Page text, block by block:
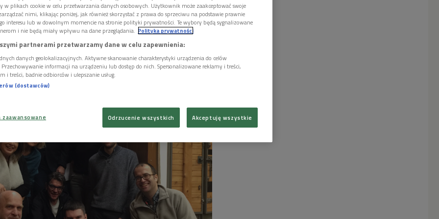
Paderewski, jak pisano, był pierwszym
i pierwszym pianistą wśród premierów. Jego
wirtuoza przyczyniły się do uznania niepodległej
w Wersalu.
w plikach cookie w celu przetwarzania danych osobowych. Użytkownik może zaakceptować swoje
nimi, klikając poniżej, jak również skorzystać z prawa do sprzeciwu na podstawie prawnie
interesu lub w dowolnym momencie na stronie polityki prywatności. Te wybory będą sygnalizowane
i nie będą miały wpływu na dane przeglądania. Polityka prywatności
partnerami przetwarzamy dane w celu zapewnienia:
danych geolokalizacyjnych. Aktywne skanowanie charakterystyki urządzenia do celów
informacji na urządzeniu lub dostęp do nich. Spersonalizowane reklamy i treści,
i treści, badnie odbiorców i ulepszanie usług.
(dostawców)
Odrzucenie wszystkich Akceptuję wszystkie